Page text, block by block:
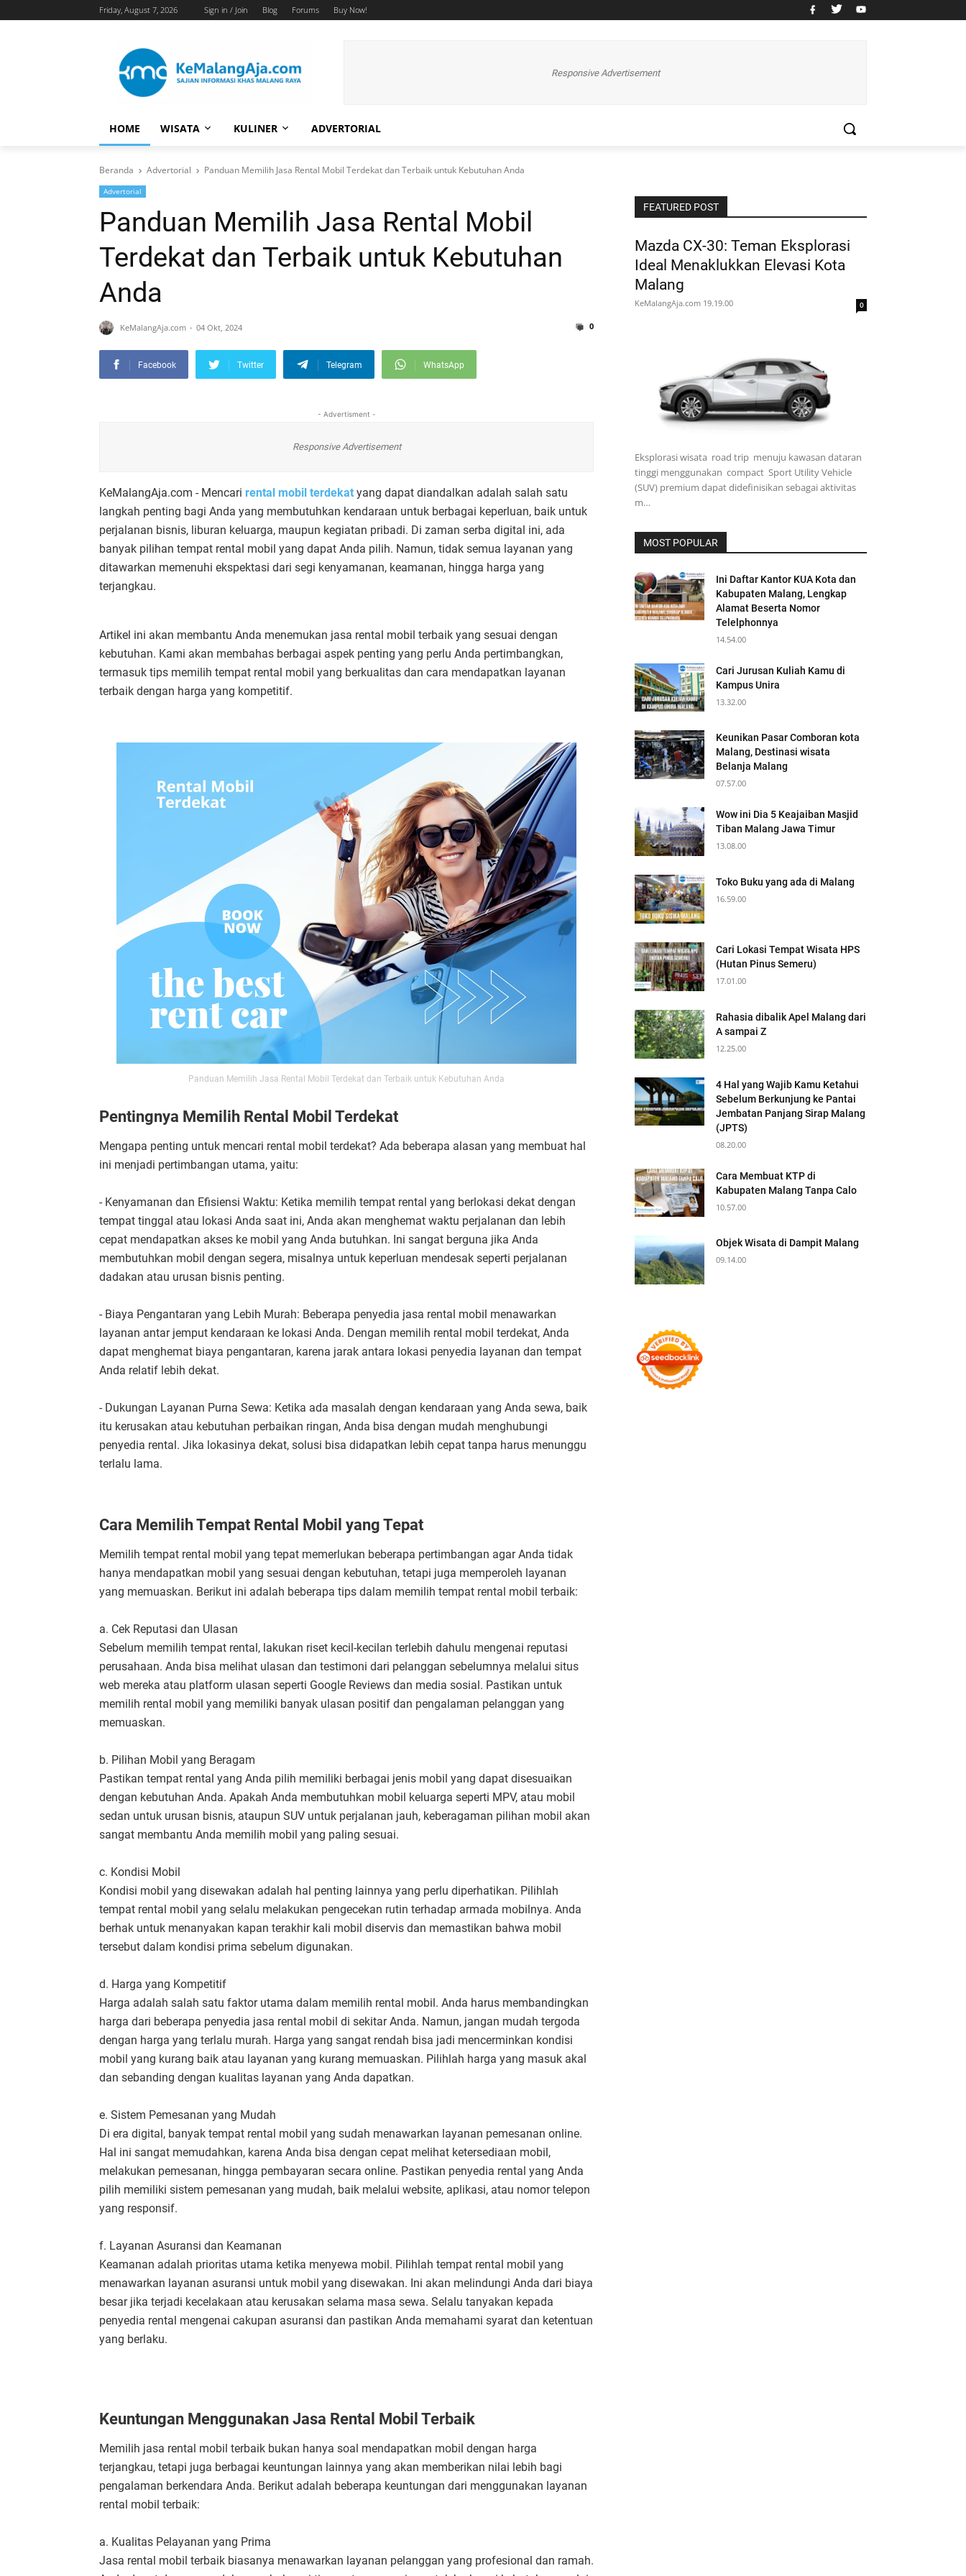
Friday, August 7, 2026 Sign in / Join Blog Forums Buy Now!
Responsive Advertisement
HOME WISATA KULINER ADVERTORIAL
Beranda Advertorial Panduan Memilih Jasa Rental Mobil Terdekat dan Terbaik untuk Kebutuhan Anda
Advertorial
Panduan Memilih Jasa Rental Mobil
Terdekat dan Terbaik untuk Kebutuhan
Anda
KeMalangAja.com 04 Okt, 2024 0
Facebook Twitter Telegram WhatsApp
- Advertisment -
Responsive Advertisement
KeMalangAja.com - Mencari rental mobil terdekat yang dapat diandalkan adalah salah satu
langkah penting bagi Anda yang membutuhkan kendaraan untuk berbagai keperluan, baik untuk
perjalanan bisnis, liburan keluarga, maupun kegiatan pribadi. Di zaman serba digital ini, ada
banyak pilihan tempat rental mobil yang dapat Anda pilih. Namun, tidak semua layanan yang
ditawarkan memenuhi ekspektasi dari segi kenyamanan, keamanan, hingga harga yang
terjangkau.
Artikel ini akan membantu Anda menemukan jasa rental mobil terbaik yang sesuai dengan
kebutuhan. Kami akan membahas berbagai aspek penting yang perlu Anda pertimbangkan,
termasuk tips memilih tempat rental mobil yang berkualitas dan cara mendapatkan layanan
terbaik dengan harga yang kompetitif.
Panduan Memilih Jasa Rental Mobil Terdekat dan Terbaik untuk Kebutuhan Anda
Pentingnya Memilih Rental Mobil Terdekat
Mengapa penting untuk mencari rental mobil terdekat? Ada beberapa alasan yang membuat hal
ini menjadi pertimbangan utama, yaitu:
- Kenyamanan dan Efisiensi Waktu: Ketika memilih tempat rental yang berlokasi dekat dengan
tempat tinggal atau lokasi Anda saat ini, Anda akan menghemat waktu perjalanan dan lebih
cepat mendapatkan akses ke mobil yang Anda butuhkan. Ini sangat berguna jika Anda
membutuhkan mobil dengan segera, misalnya untuk keperluan mendesak seperti perjalanan
dadakan atau urusan bisnis penting.
- Biaya Pengantaran yang Lebih Murah: Beberapa penyedia jasa rental mobil menawarkan
layanan antar jemput kendaraan ke lokasi Anda. Dengan memilih rental mobil terdekat, Anda
dapat menghemat biaya pengantaran, karena jarak antara lokasi penyedia layanan dan tempat
Anda relatif lebih dekat.
- Dukungan Layanan Purna Sewa: Ketika ada masalah dengan kendaraan yang Anda sewa, baik
itu kerusakan atau kebutuhan perbaikan ringan, Anda bisa dengan mudah menghubungi
penyedia rental. Jika lokasinya dekat, solusi bisa didapatkan lebih cepat tanpa harus menunggu
terlalu lama.
Cara Memilih Tempat Rental Mobil yang Tepat
Memilih tempat rental mobil yang tepat memerlukan beberapa pertimbangan agar Anda tidak
hanya mendapatkan mobil yang sesuai dengan kebutuhan, tetapi juga memperoleh layanan
yang memuaskan. Berikut ini adalah beberapa tips dalam memilih tempat rental mobil terbaik:
a. Cek Reputasi dan Ulasan
Sebelum memilih tempat rental, lakukan riset kecil-kecilan terlebih dahulu mengenai reputasi
perusahaan. Anda bisa melihat ulasan dan testimoni dari pelanggan sebelumnya melalui situs
web mereka atau platform ulasan seperti Google Reviews dan media sosial. Pastikan untuk
memilih rental mobil yang memiliki banyak ulasan positif dan pengalaman pelanggan yang
memuaskan.
b. Pilihan Mobil yang Beragam
Pastikan tempat rental yang Anda pilih memiliki berbagai jenis mobil yang dapat disesuaikan
dengan kebutuhan Anda. Apakah Anda membutuhkan mobil keluarga seperti MPV, atau mobil
sedan untuk urusan bisnis, ataupun SUV untuk perjalanan jauh, keberagaman pilihan mobil akan
sangat membantu Anda memilih mobil yang paling sesuai.
c. Kondisi Mobil
Kondisi mobil yang disewakan adalah hal penting lainnya yang perlu diperhatikan. Pilihlah
tempat rental mobil yang selalu melakukan pengecekan rutin terhadap armada mobilnya. Anda
berhak untuk menanyakan kapan terakhir kali mobil diservis dan memastikan bahwa mobil
tersebut dalam kondisi prima sebelum digunakan.
d. Harga yang Kompetitif
Harga adalah salah satu faktor utama dalam memilih rental mobil. Anda harus membandingkan
harga dari beberapa penyedia jasa rental mobil di sekitar Anda. Namun, jangan mudah tergoda
dengan harga yang terlalu murah. Harga yang sangat rendah bisa jadi mencerminkan kondisi
mobil yang kurang baik atau layanan yang kurang memuaskan. Pilihlah harga yang masuk akal
dan sebanding dengan kualitas layanan yang Anda dapatkan.
e. Sistem Pemesanan yang Mudah
Di era digital, banyak tempat rental mobil yang sudah menawarkan layanan pemesanan online.
Hal ini sangat memudahkan, karena Anda bisa dengan cepat melihat ketersediaan mobil,
melakukan pemesanan, hingga pembayaran secara online. Pastikan penyedia rental yang Anda
pilih memiliki sistem pemesanan yang mudah, baik melalui website, aplikasi, atau nomor telepon
yang responsif.
f. Layanan Asuransi dan Keamanan
Keamanan adalah prioritas utama ketika menyewa mobil. Pilihlah tempat rental mobil yang
menawarkan layanan asuransi untuk mobil yang disewakan. Ini akan melindungi Anda dari biaya
besar jika terjadi kecelakaan atau kerusakan selama masa sewa. Selalu tanyakan kepada
penyedia rental mengenai cakupan asuransi dan pastikan Anda memahami syarat dan ketentuan
yang berlaku.
Keuntungan Menggunakan Jasa Rental Mobil Terbaik
Memilih jasa rental mobil terbaik bukan hanya soal mendapatkan mobil dengan harga
terjangkau, tetapi juga berbagai keuntungan lainnya yang akan memberikan nilai lebih bagi
pengalaman berkendara Anda. Berikut adalah beberapa keuntungan dari menggunakan layanan
rental mobil terbaik:
a. Kualitas Pelayanan yang Prima
Jasa rental mobil terbaik biasanya menawarkan layanan pelanggan yang profesional dan ramah.
FEATURED POST
Mazda CX-30: Teman Eksplorasi
Ideal Menaklukkan Elevasi Kota
Malang
KeMalangAja.com 19.19.00 0
Eksplorasi wisata road trip menuju kawasan dataran
tinggi menggunakan compact Sport Utility Vehicle
(SUV) premium dapat didefinisikan sebagai aktivitas
m…
MOST POPULAR
Ini Daftar Kantor KUA Kota dan
Kabupaten Malang, Lengkap
Alamat Beserta Nomor
Telelphonnya
14.54.00
Cari Jurusan Kuliah Kamu di
Kampus Unira
13.32.00
Keunikan Pasar Comboran kota
Malang, Destinasi wisata
Belanja Malang
07.57.00
Wow ini Dia 5 Keajaiban Masjid
Tiban Malang Jawa Timur
13.08.00
Toko Buku yang ada di Malang
16.59.00
Cari Lokasi Tempat Wisata HPS
(Hutan Pinus Semeru)
17.01.00
Rahasia dibalik Apel Malang dari
A sampai Z
12.25.00
4 Hal yang Wajib Kamu Ketahui
Sebelum Berkunjung ke Pantai
Jembatan Panjang Sirap Malang
(JPTS)
08.20.00
Cara Membuat KTP di
Kabupaten Malang Tanpa Calo
10.57.00
Objek Wisata di Dampit Malang
09.14.00